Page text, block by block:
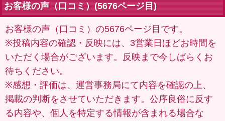
お客様の声（口コミ）(5676ページ目)
お客様の声（口コミ）の5676ページ目です。
※投稿内容の確認・反映には、3営業日ほどお時間を
いただく場合がございます。反映まで今しばらくお
待ちください。
※感想・評価は、運営事務局にて内容を確認の上、
掲載の判断をさせていただきます。公序良俗に反す
る内容や、個人を特定する情報が含まれる場合な